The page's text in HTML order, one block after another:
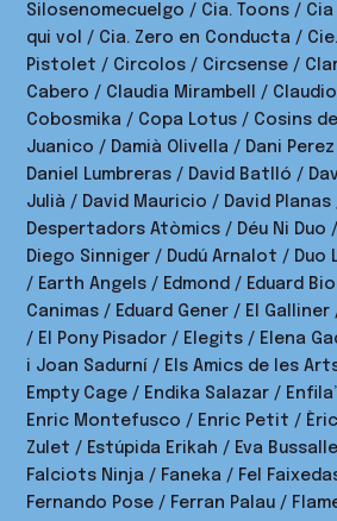
Silosenomecuelgo / Cia. Toons / Cia
qui vol / Cia. Zero en Conducta /
Pistolet / Circolos / Circsense /
Cabero / Claudia Mirambell /
Cobosmika / Copa Lotus / Cosins
Juanico / Damià Olivella / Dani
Daniel Lumbreras / David Batlló /
Julià / David Mauricio / David Planas
Despertadors Atòmics / Déu Ni Duo
Diego Sinniger / Dudú Arnalot / Duo
/ Earth Angels / Edmond / Eduard
Canimas / Eduard Gener / El Galliner
/ El Pony Pisador / Elegits / Elena
i Joan Sadurní / Els Amics de les
Empty Cage / Endika Salazar /
Enric Montefusco / Enric Petit /
Zulet / Estúpida Erikah / Eva
Falciots Ninja / Faneka / Fel
Fernando Pose / Ferran Palau /